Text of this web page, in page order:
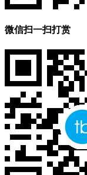
微信扫一扫打赏